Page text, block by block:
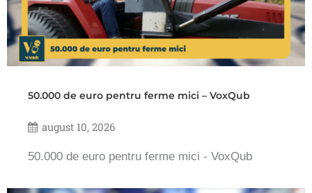
50.000 de euro pentru ferme mici – VoxQub
august 10, 2026
50.000 de euro pentru ferme mici - VoxQub